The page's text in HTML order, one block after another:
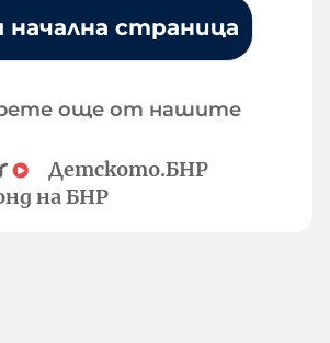
начална страница
още от нашите
Детското.БНР
на БНР